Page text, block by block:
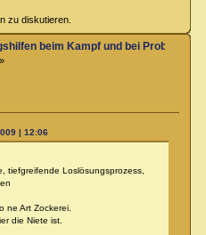
zu diskutieren.
beim Kampf und bei Proben
| 12:06
tiefgreifende Loslösungsprozess,
ne Art Zockerei.
die Niete ist.